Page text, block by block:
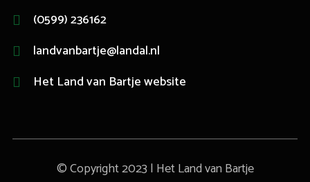
(0599) 236162
landvanbartje@landal.nl
Het Land van Bartje website
© Copyright 2023 | Het Land van Bartje